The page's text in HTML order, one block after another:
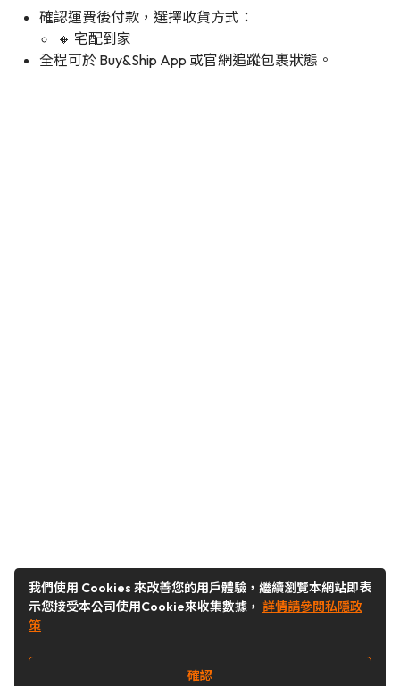
確認運費後付款，選擇收貨方式：
🔸 宅配到家
全程可於 Buy&Ship App 或官網追蹤包裹狀態。
我們使用 Cookies 來改善您的用戶體驗，繼續瀏覽本網站即表
示您接受本公司使用Cookie來收集數據， 詳情請參閱私隱政
策
確認